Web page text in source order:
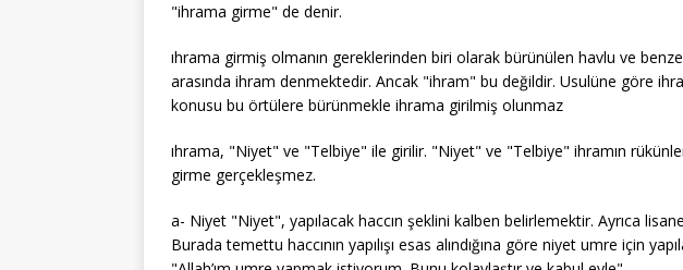
"ihrama girme" de denir.
ıhrama girmiş olmanın gereklerinden biri olarak bürünülen havlu ve
arasında ihram denmektedir. Ancak "ihram" bu değildir. Usulüne göre
konusu bu örtülere bürünmekle ihrama girilmiş olunmaz
ıhrama, "Niyet" ve "Telbiye" ile girilir. "Niyet" ve "Telbiye" ihramın
girme gerçekleşmez.
a- Niyet "Niyet", yapılacak haccın şeklini kalben belirlemektir. Ayrıca
Burada temettu haccının yapılışı esas alındığına göre niyet umre için